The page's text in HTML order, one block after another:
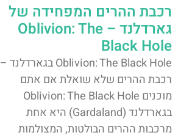
רכבת ההרים המפחידה של
גארדלנד – Oblivion: The
Black Hole
Oblivion: The Black Hole בגארדלנד –
רכבת ההרים שלא שואלת אם אתם
מוכנים Oblivion: The Black Hole
בגארדלנד (Gardaland) היא אחת
מרכבות ההרים הבולטות, המצולמות